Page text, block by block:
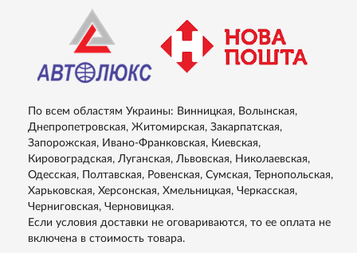
По всем областям Украины: Винницкая, Волынская,
Днепропетровская, Житомирская, Закарпатская,
Запорожская, Ивано-Франковская, Киевская,
Кировоградская, Луганская, Львовская, Николаевская,
Одесская, Полтавская, Ровенская, Сумская, Тернопольская,
Харьковская, Херсонская, Хмельницкая, Черкасская,
Черниговская, Черновицкая.
Если условия доставки не оговариваются, то ее оплата не
включена в стоимость товара.